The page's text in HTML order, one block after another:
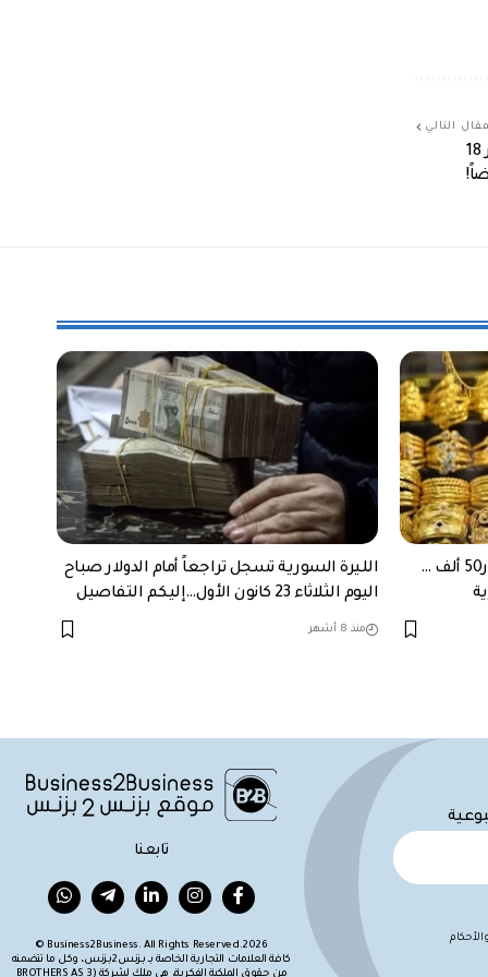
التالي
احذروا الذهب المزوّر والمهرب في الأسواق.. ومدموغ بعيار 18
غرام الذهب في سوريا يرتفع بمقدار50 ألف …
الليرة السورية تسجل تراجعاً أمام الدولار صباح
اليوم الثلاثاء 23 كانون الأول…إليكم التفاصيل
منذ 8 أشهر
تابعنا
Business2Business. All Rights Reserved.2026 ©
كافة العلامات التجارية الخاصة بـ بزنس2بزنس، وكل ما تتضمنه
من حقوق الملكية الفكرية، هي ملك لشركة (BROTHERS AS 3